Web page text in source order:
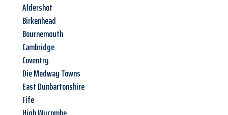
Aldershot
Birkenhead
Bournemouth
Cambridge
Coventry
Die Medway Towns
East Dunbartonshire
Fife